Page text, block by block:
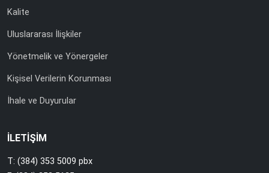
Kalite
Uluslararası İlişkiler
Yönetmelik ve Yönergeler
Kişisel Verilerin Korunması
İhale ve Duyurular
İLETİŞİM
T: (384) 353 5009 pbx